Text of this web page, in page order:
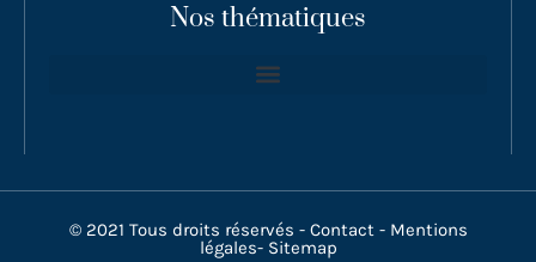
Nos thématiques
© 2021 Tous droits réservés - Contact- Mentions
légales- Sitemap